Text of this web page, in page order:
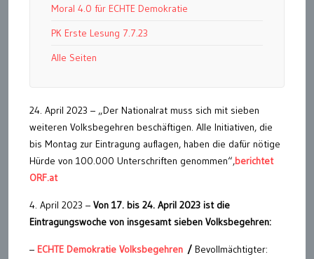
Moral 4.0 für ECHTE Demokratie
PK Erste Lesung 7.7.23
Alle Seiten
24. April 2023 – „Der Nationalrat muss sich mit sieben
weiteren Volksbegehren beschäftigen. Alle Initiativen, die
bis Montag zur Eintragung auflagen, haben die dafür nötige
Hürde von 100.000 Unterschriften genommen“,berichtet
ORF.at
4. April 2023 – Von 17. bis 24. April 2023 ist die
Eintragungswoche von insgesamt sieben Volksbegehren:
– ECHTE Demokratie Volksbegehren / Bevollmächtigter: